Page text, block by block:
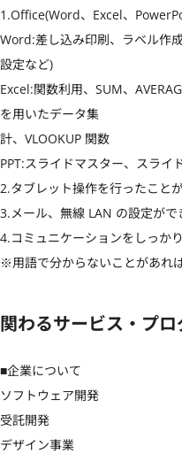
1.Office(Word、Excel、
Word:差し込み印刷、ラベル作
設定など)
Excel:関数利用、SUM、
を用いたデータ集
計、VLOOKUP 関数
PPT:スライドマスター、スライ
2.タブレット操作を行ったこと
3.メール、無線 LAN の設定がで
4.コミュニケーションをしっか
※用語で分からないことがあれ
関わるサービス・プロ
■企業について
ソフトウェア開発
受託開発
デザイン事業